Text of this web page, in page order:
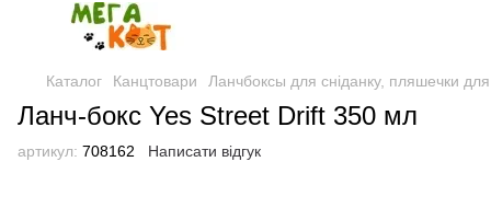
Каталог Канцтовари Ланчбоксы для сніданку, пляшечки для
Ланч-бокс Yes Street Drift 350 мл
артикул: 708162 Написати відгук